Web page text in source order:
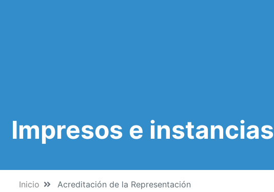
Impresos e instancias
Inicio Acreditación de la Representación